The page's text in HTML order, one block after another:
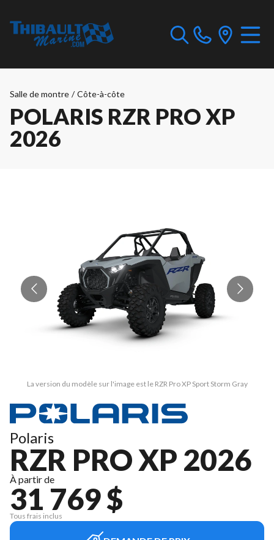
Salle de montre / Côte-à-côte
POLARIS RZR PRO XP
2026
La version du modèle sur l'image est le RZR Pro XP Sport Storm Gray
Polaris
RZR PRO XP 2026
À partir de
31 769 $
Tous frais inclus